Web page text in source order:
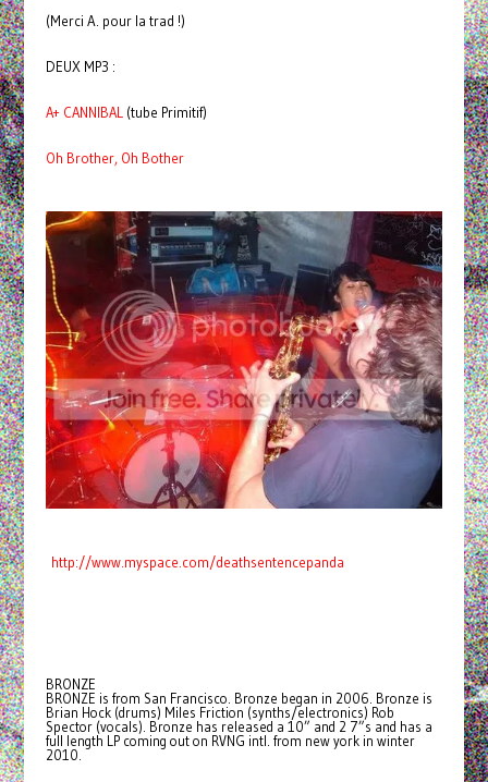
(Merci A. pour la trad !)
DEUX MP3 :
A+ CANNIBAL (tube Primitif)
Oh Brother, Oh Bother
http://www.myspace.com/deathsentencepanda
BRONZE
BRONZE is from San Francisco. Bronze began in 2006. Bronze is
Brian Hock (drums) Miles Friction (synths/electronics) Rob
Spector (vocals). Bronze has released a 10” and 2 7”s and has a
full length LP coming out on RVNG intl. from new york in winter
2010.